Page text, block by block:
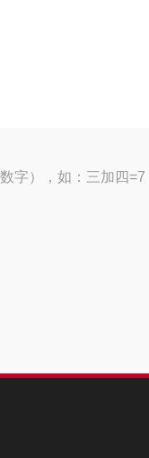
字），如：三加四=7